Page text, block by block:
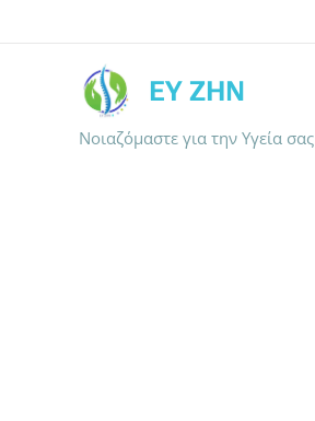
ΕΥ ΖΗΝ
Νοιαζόμαστε για την Υγεία σας